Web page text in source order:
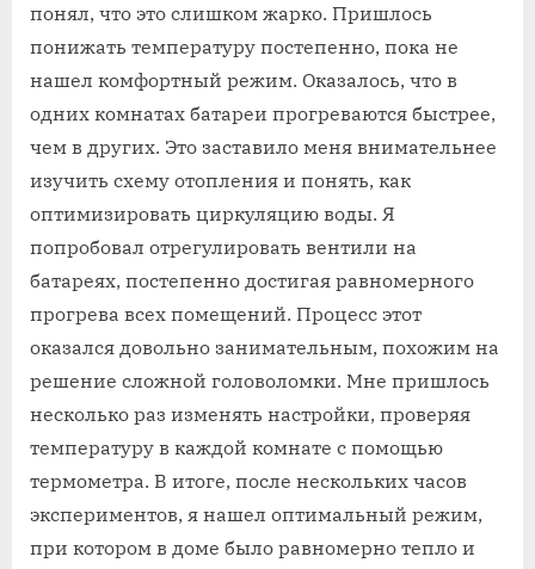
понял, что это слишком жарко. Пришлось
понижать температуру постепенно, пока не
нашел комфортный режим. Оказалось, что в
одних комнатах батареи прогреваются быстрее,
чем в других. Это заставило меня внимательнее
изучить схему отопления и понять, как
оптимизировать циркуляцию воды. Я
попробовал отрегулировать вентили на
батареях, постепенно достигая равномерного
прогрева всех помещений. Процесс этот
оказался довольно занимательным, похожим на
решение сложной головоломки. Мне пришлось
несколько раз изменять настройки, проверяя
температуру в каждой комнате с помощью
термометра. В итоге, после нескольких часов
экспериментов, я нашел оптимальный режим,
при котором в доме было равномерно тепло и